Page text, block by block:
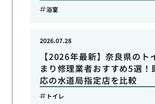
浴室
【2026年最新】奈良県のト
まり修理業者おすすめ5選！
応の水道局指定店を比較
2026.07.28
トイレ